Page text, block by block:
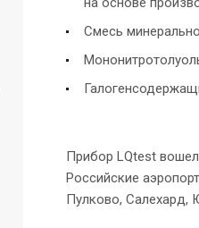
Смесь
Прибор LQtest
Российские
Пулково, Салехард,